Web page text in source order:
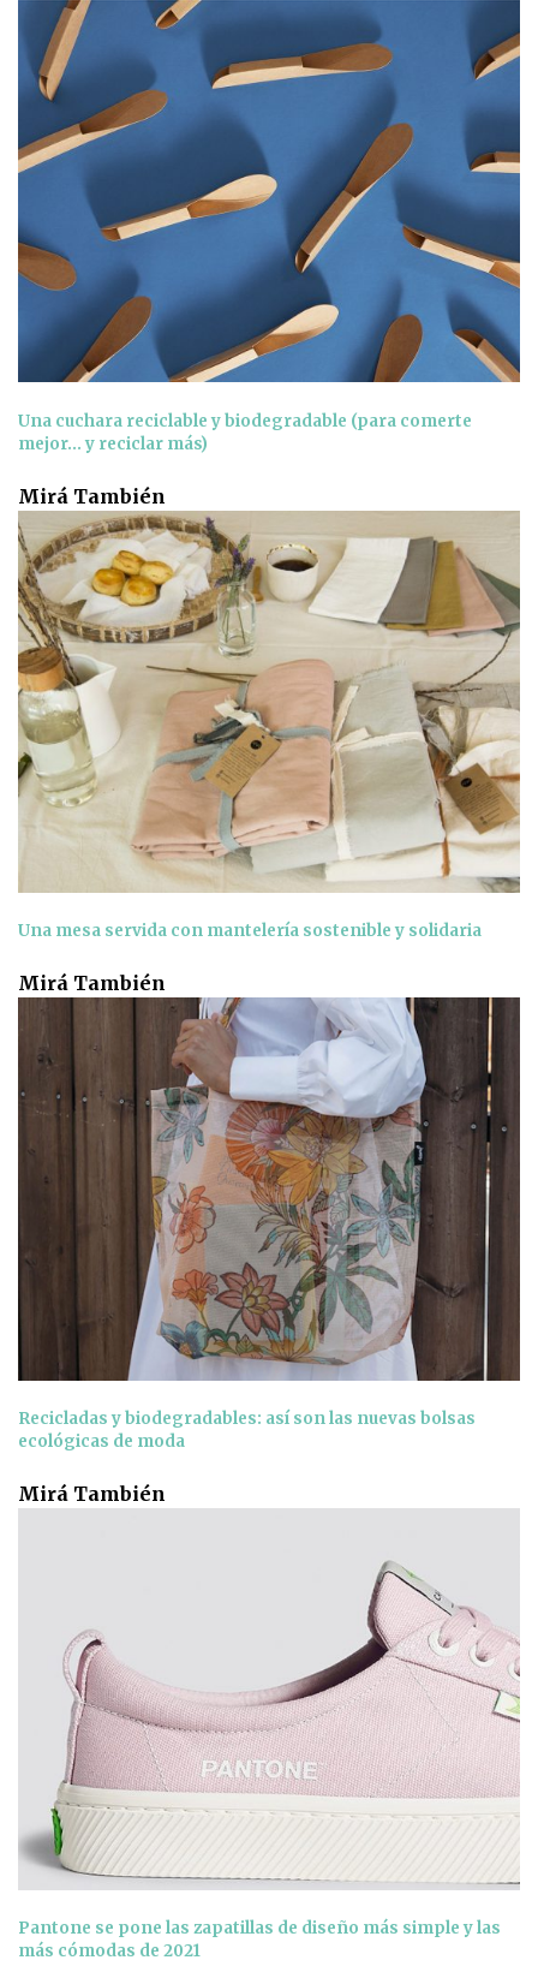
Una cuchara reciclable y biodegradable (para comerte
mejor... y reciclar más)
Mirá También
Una mesa servida con mantelería sostenible y solidaria
Mirá También
Recicladas y biodegradables: así son las nuevas bolsas
ecológicas de moda
Mirá También
Pantone se pone las zapatillas de diseño más simple y las
más cómodas de 2021